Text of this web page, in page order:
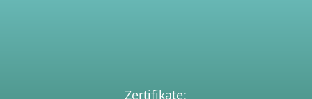
Zertifikate: